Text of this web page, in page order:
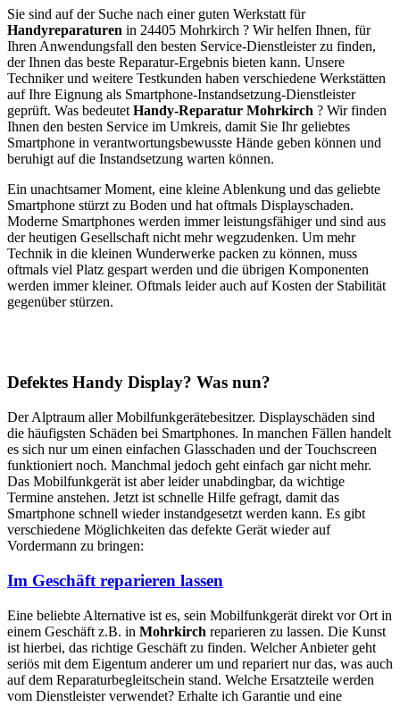
Sie sind auf der Suche nach einer guten Werkstatt für
Handyreparaturen in 24405 Mohrkirch ? Wir helfen Ihnen, für
Ihren Anwendungsfall den besten Service-Dienstleister zu finden,
der Ihnen das beste Reparatur-Ergebnis bieten kann. Unsere
Techniker und weitere Testkunden haben verschiedene Werkstätten
auf Ihre Eignung als Smartphone-Instandsetzung-Dienstleister
geprüft. Was bedeutet Handy-Reparatur Mohrkirch ? Wir finden
Ihnen den besten Service im Umkreis, damit Sie Ihr geliebtes
Smartphone in verantwortungsbewusste Hände geben können und
beruhigt auf die Instandsetzung warten können.
Ein unachtsamer Moment, eine kleine Ablenkung und das geliebte
Smartphone stürzt zu Boden und hat oftmals Displayschaden.
Moderne Smartphones werden immer leistungsfähiger und sind aus
der heutigen Gesellschaft nicht mehr wegzudenken. Um mehr
Technik in die kleinen Wunderwerke packen zu können, muss
oftmals viel Platz gespart werden und die übrigen Komponenten
werden immer kleiner. Oftmals leider auch auf Kosten der Stabilität
gegenüber stürzen.
Defektes Handy Display? Was nun?
Der Alptraum aller Mobilfunkgerätebesitzer. Displayschäden sind
die häufigsten Schäden bei Smartphones. In manchen Fällen handelt
es sich nur um einen einfachen Glasschaden und der Touchscreen
funktioniert noch. Manchmal jedoch geht einfach gar nicht mehr.
Das Mobilfunkgerät ist aber leider unabdingbar, da wichtige
Termine anstehen. Jetzt ist schnelle Hilfe gefragt, damit das
Smartphone schnell wieder instandgesetzt werden kann. Es gibt
verschiedene Möglichkeiten das defekte Gerät wieder auf
Vordermann zu bringen:
Im Geschäft reparieren lassen
Eine beliebte Alternative ist es, sein Mobilfunkgerät direkt vor Ort in
einem Geschäft z.B. in Mohrkirch reparieren zu lassen. Die Kunst
ist hierbei, das richtige Geschäft zu finden. Welcher Anbieter geht
seriös mit dem Eigentum anderer um und repariert nur das, was auch
auf dem Reparaturbegleitschein stand. Welche Ersatzteile werden
vom Dienstleister verwendet? Erhalte ich Garantie und eine